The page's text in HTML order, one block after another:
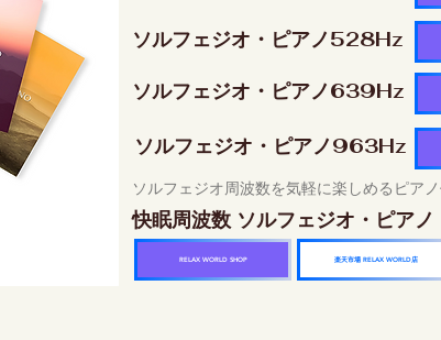
ソルフェジオ・ピアノ528Hz
ソルフェジオ・ピアノ639Hz
ソルフェジオ・ピアノ963Hz
ソルフェジオ周波数を気軽に楽しめるピア
快眠周波数 ソルフェジオ・ピア
RELAX WORLD SHOP 楽天市場 RELAX WORLD店